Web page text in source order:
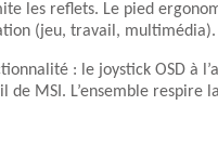
les reflets. Le pied
(jeu, travail, multimédia).
: le joystick OSD à
MSI. L’ensemble